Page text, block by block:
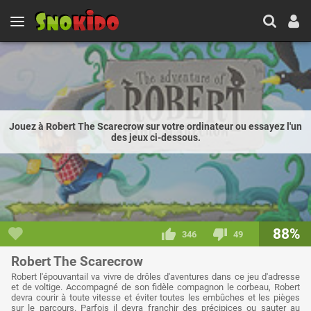
Jouez à Robert The Scarecrow sur votre ordinateur ou essayez l'un
des jeux ci-dessous.
346 49 88%
Robert The Scarecrow
Robert l'épouvantail va vivre de drôles d'aventures dans ce jeu d'adresse
et de voltige. Accompagné de son fidèle compagnon le corbeau, Robert
devra courir à toute vitesse et éviter toutes les embûches et les pièges
sur le parcours. Parfois il devra franchir des précipices ou sauter au